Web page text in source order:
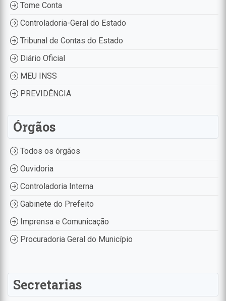
Tome Conta
Controladoria-Geral do Estado
Tribunal de Contas do Estado
Diário Oficial
MEU INSS
PREVIDÊNCIA
Órgãos
Todos os órgãos
Ouvidoria
Controladoria Interna
Gabinete do Prefeito
Imprensa e Comunicação
Procuradoria Geral do Município
Secretarias